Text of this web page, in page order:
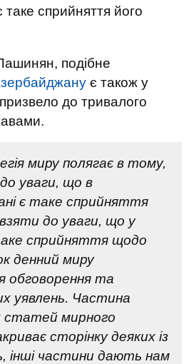
таке сприйняття його
подібне
є також у
до тривалого
миру полягає в тому,
уваги, що в
є таке сприйняття
до уваги, що у
сприйняття щодо
денний миру
обговорення та
уявлень. Частина
статей мирного
сторінку деяких із
інші частини дають нам